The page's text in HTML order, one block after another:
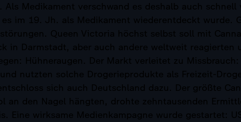
Medikament verschwand es deshalb auch
im 19. Jh. als Medikament wiederentdeckt wurde.
Queen Victoria höchst selbst soll mit
in Darmstadt, aber auch andere weltweit reagierten
Hühneraugen. Der Markt verleitet zu
nutzten solche Drogerieprodukte als Freizeit-
sich auch Deutschland dazu. Der größte
den Nagel hängten, drohte zehntausenden
Eine wirksame Medienkampagne wurde gestartet: